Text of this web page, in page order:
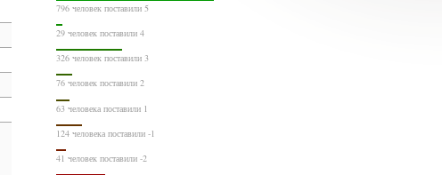
796 человек поставили 5
29 человек поставили 4
326 человек поставили 3
76 человек поставили 2
63 человека поставили 1
124 человека поставили -1
41 человек поставили -2